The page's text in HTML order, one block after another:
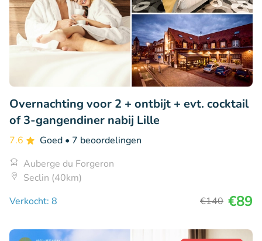
Overnachting voor 2 + ontbijt + evt. cocktail
of 3-gangendiner nabij Lille
7.6 Goed • 7 beoordelingen
Auberge du Forgeron
Seclin (40km)
Verkocht: 8
€140 €89